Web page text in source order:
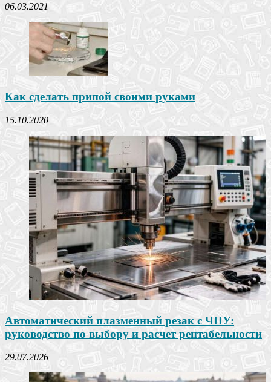
06.03.2021
Как сделать припой своими руками
15.10.2020
Автоматический плазменный резак с ЧПУ:
руководство по выбору и расчет рентабельности
29.07.2026